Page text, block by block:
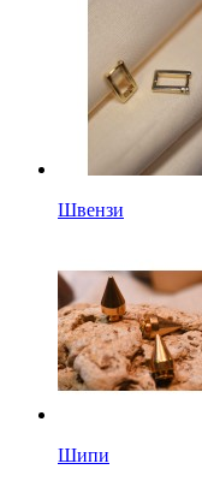
Швензи
Шипи